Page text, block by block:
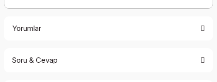
Yorumlar
Soru & Cevap